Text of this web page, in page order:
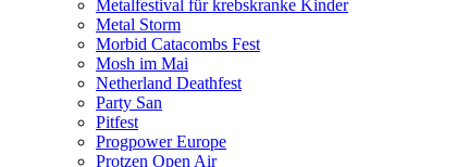
Metalfestival für krebskranke Kinder
Metal Storm
Morbid Catacombs Fest
Mosh im Mai
Netherland Deathfest
Party San
Pitfest
Progpower Europe
Protzen Open Air